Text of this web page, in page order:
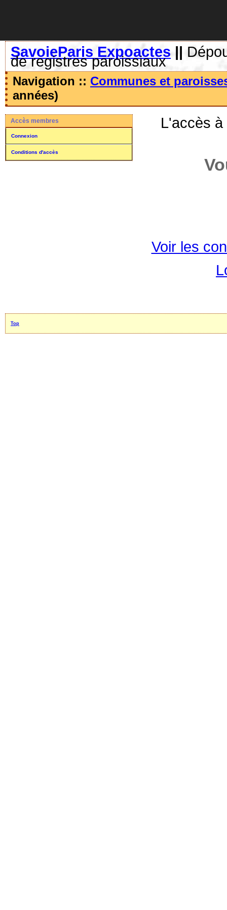
SavoieParis Expoactes ||
de registres paroissiaux
Navigation :: Communes et
années)
Accès membres
Connexion
Conditions d'accès
L'accès
Voir les
Top